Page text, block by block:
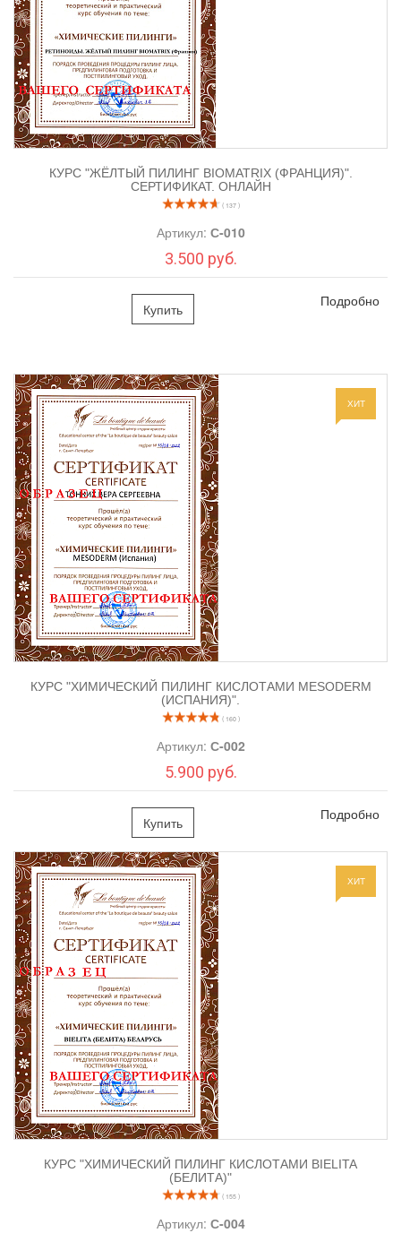
Порядок предпилинговой подготовки и проведения
процедуры, курс, периодичность.
Рабочее место. Протокол проведения процедуры.
Санитария, дезинфекция, гигиена.
Работа с осложнениями после химического пилинга.
Рекомендации по подбору домашнего ухода
косметологом.
Ответы на частые вопросы. Авторские советы и
рекомендации.
2. ПРАКТИЧЕСКАЯ ЧАСТЬ
Вся линейка косметики для пилинга«BIOMATRIX (Франция)»
пилинг
3.Жёлтыйпилинг.
Профессиональная косметика BIOMATRIX
ИП Михнович Л.В.
ИНН 780736847075
КУРС "ЖЁЛТЫЙ ПИЛИНГ BIOMATRIX (ФРАНЦИЯ)".
СЕРТИФИКАТ. ОНЛАЙН
( 137 )
Артикул: С-010
3.500 руб.
Купить Подробно
ХИТ
КУРС "ХИМИЧЕСКИЙ ПИЛИНГ КИСЛОТАМИ MESODERM
(ИСПАНИЯ)".
( 160 )
Артикул: С-002
5.900 руб.
Купить Подробно
ХИТ
КУРС "ХИМИЧЕСКИЙ ПИЛИНГ КИСЛОТАМИ BIELITA
(БЕЛИТА)"
( 155 )
Артикул: С-004